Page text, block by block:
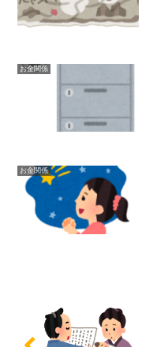
お金関係
お金関係